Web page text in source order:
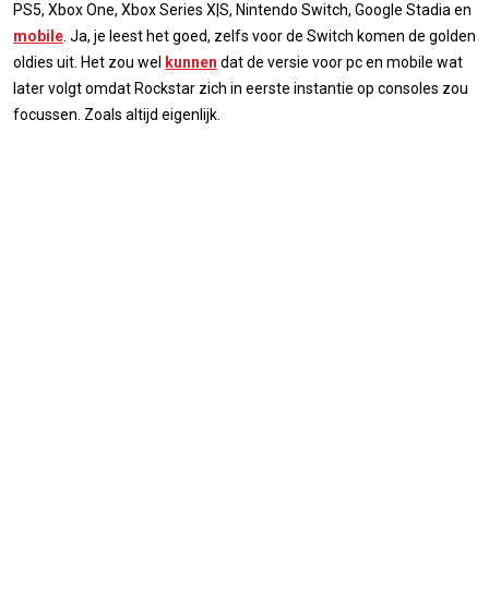
PS5, Xbox One, Xbox Series X|S, Nintendo Switch, Google Stadia en
mobile . Ja, je leest het goed, zelfs voor de Switch komen de golden
oldies uit. Het zou wel
kunnen dat de versie voor pc en mobile wat
later volgt omdat Rockstar zich in eerste instantie op consoles zou
focussen. Zoals altijd eigenlijk.